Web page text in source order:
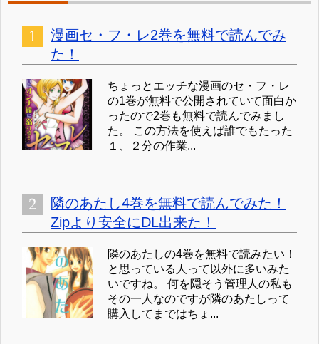
漫画セ・フ・レ2巻を無料で読んでみ
た！
ちょっとエッチな漫画のセ・フ・レ
の1巻が無料で公開されていて面白か
ったので2巻も無料で読んでみまし
た。 この方法を使えば誰でもたった
１、２分の作業...
隣のあたし4巻を無料で読んでみた！
Zipより安全にDL出来た！
隣のあたしの4巻を無料で読みたい！
と思っている人って以外に多いみた
いですね。 何を隠そう管理人の私も
その一人なのですが隣のあたしって
購入してまではちょ...